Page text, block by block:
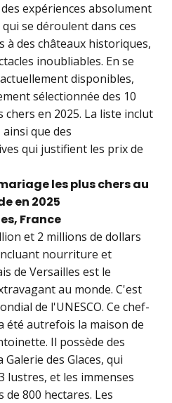
expériences absolument
se déroulent dans ces
à des châteaux historiques,
inoubliables. En se
disponibles,
sélectionnée des 10
chers en 2025. La liste inclut
que des
qui justifient les prix de
les plus chers au
en 2025
France
et 2 millions de dollars
nourriture et
de Versailles est le
au monde. C'est
de l'UNESCO. Ce chef-
été autrefois la maison de
Il possède des
des Glaces, qui
lustres, et les immenses
800 hectares. Les